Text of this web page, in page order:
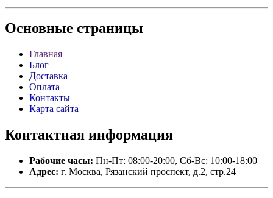
Основные страницы
Главная
Блог
Доставка
Оплата
Контакты
Карта сайта
Контактная информация
Рабочие часы: Пн-Пт: 08:00-20:00, Сб-Вс: 10:00-18:00
Адрес: г. Москва, Рязанский проспект, д.2, стр.24